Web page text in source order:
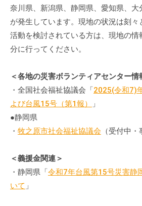
奈川県、新潟県、静岡県、愛知県、
が発生しています。現地の状況は刻
活動を検討されている方は、現地の
分に行ってください。
＜各地の災害ボランティアセンター情
・全国社会福祉協議会「 2025(令和7)
よび台風15号（第1報）
」
●静岡県
・ 牧之原市社会福祉協議会 （受付中・
＜義援金関連＞
・静岡県「 令和7年台風第15号災害静
いて 」